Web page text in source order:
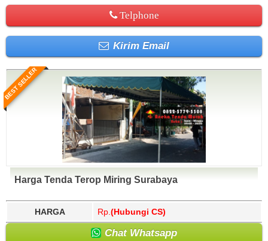
Telphone
Kirim Email
BEST SELLER
Harga Tenda Terop Miring Surabaya
HARGA Rp. (Hubungi CS)
Chat Whatsapp